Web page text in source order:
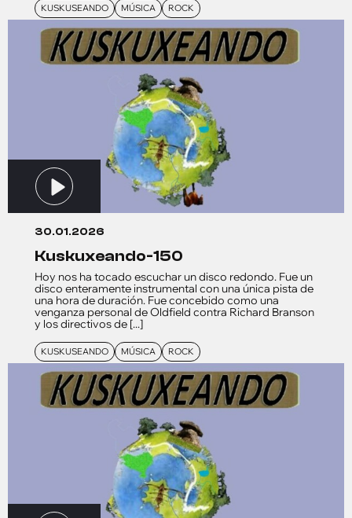
KUSKUSEANDO MÚSICA ROCK
30.01.2026
kuskuxeando-150
Hoy nos ha tocado escuchar un disco redondo. Fue un
disco enteramente instrumental con una única pista de
una hora de duración. Fue concebido como una
venganza personal de Oldfield contra Richard Branson
y los directivos de [...]
KUSKUSEANDO MÚSICA ROCK